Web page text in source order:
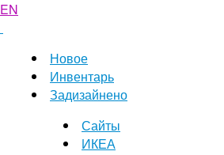
EN
Новое
Инвентарь
Задизайнено
Сайты
ИКЕА